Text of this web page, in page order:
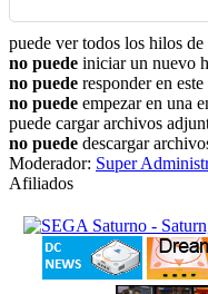
puede ver todos los hilos
no puede iniciar un nuevo
no puede responder en
no puede empezar en una
puede cargar archivos
no puede descargar
Moderador: Super
Afiliados